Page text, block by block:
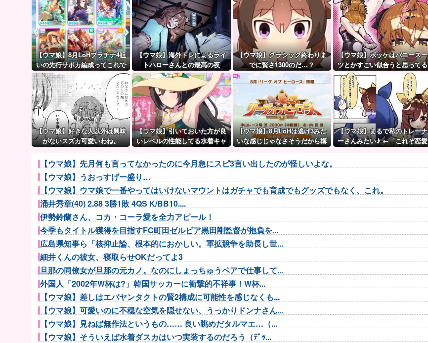
【ウマ娘】8月LoHプラチナ4狙
いの先行サポカ編成ってこれで
大丈夫？
【ウマ娘】海外トレによるライ
トハローさんとの最高の夜
【ウマ娘】クラシック終わりま
でに賢さ1300のだ…？
【ウマ娘】ポッケはバニースー
ツとかすごい似合うと思ってる
【ウマ娘】好きな人以外は興味
がないスズカ可愛いわね。
【ウマ娘】引いておいた方が良
いレベルの性能してる水着キャ
ぱいいるぞ」
【ウマ娘】8月LoHは逃げ3みた
いな感じじゃなさそうだから構
【ウマ娘】まるで私のトレーナ
ーさんみたい♪ ←「これぞ恋愛
【ウマ娘】先月何も言ってなかったのに今月急にスピ3言い出したのが怪しいよな。
【ウマ娘】うおっすげー盛り…
【ウマ娘】ウマ娘で一番やってはいけないマウントはガチャでも育成でもグッズでもなく、これ。
涌井秀章(40) 2.88 3勝1敗 4QS K/BB10....
伊勢鈴蘭さん、コカ・コーラ愛を全力アピール！
今季もタイトル獲得を目指すFC町田ゼルビア黒田剛監督が抱負を...
広島県知事ら「核抑止論、根本的におかしい。軍拡競争を助長し世...
細井くんの彼女、寝取らせOKだってよ3
旦那の同僚女が旦那の元カノ。なのにしょっちゅうペアで仕事して...
外国人「2002年W杯は?」韓国サッカーに衝撃的不祥事！W杯...
【ウマ娘】差しはエバヤンタクトの賢2構成に可能性を感じなくも...
【ウマ娘】可愛いのに不穏な空気を隠せない、うっかりドンナさん...
【ウマ娘】見ねば無作法というもの…… 良い眺めだタルマエ…（...
【ウマ娘】そういえば水着ダスカはいつ実装するのだろう（ﾃﾞｯ...